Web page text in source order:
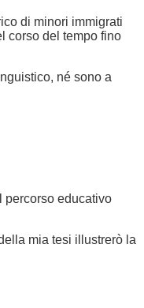
di minori immigrati
corso del tempo fino
né sono a
percorso educativo
mia tesi illustrerò la